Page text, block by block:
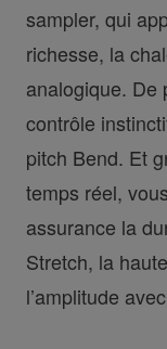
sampler, qui
richesse, la
analogique. De
contrôle
pitch Bend. Et
temps réel,
assurance la
Stretch, la
l’amplitude